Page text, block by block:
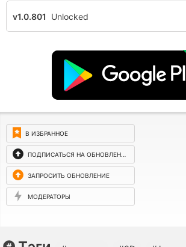
v1.0.801 Unlocked
В ИЗБРАННОЕ
ПОДПИСАТЬСЯ НА ОБНОВЛЕНИЯ
ЗАПРОСИТЬ ОБНОВЛЕНИЕ
МОДЕРАТОРЫ